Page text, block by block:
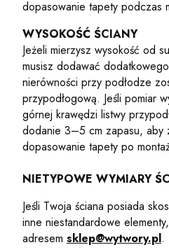
dopasowanie tapety podczas
WYSOKOŚĆ ŚCIANY
Jeżeli mierzysz wysokość od
musisz dodawać
nierówności przy podłodze
przypodłogową. Jeśli pomiar
górnej krawędzi listwy
dodanie 3–5 cm zapasu, aby
dopasowanie tapety po
NIETYPOWE WYMIARY
Jeśli Twoja ściana posiada
inne niestandardowe
adresem sklep@wytwory.pl.